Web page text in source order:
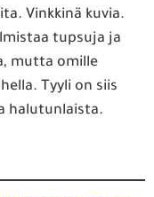
Vinkkinä kuvia.
tupsuja ja
mutta omille
Tyyli on siis
halutunlaista.